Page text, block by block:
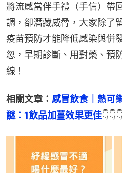
將流感當伴手禮（手信）帶
調，卻潛藏威脅，大家除了
疫苗預防才能降低感染與併
忽，早期診斷、用對藥、預
線！
相關文章： 感冒飲食｜熱可
謎：1飲品加薑效果更佳👇👇👇